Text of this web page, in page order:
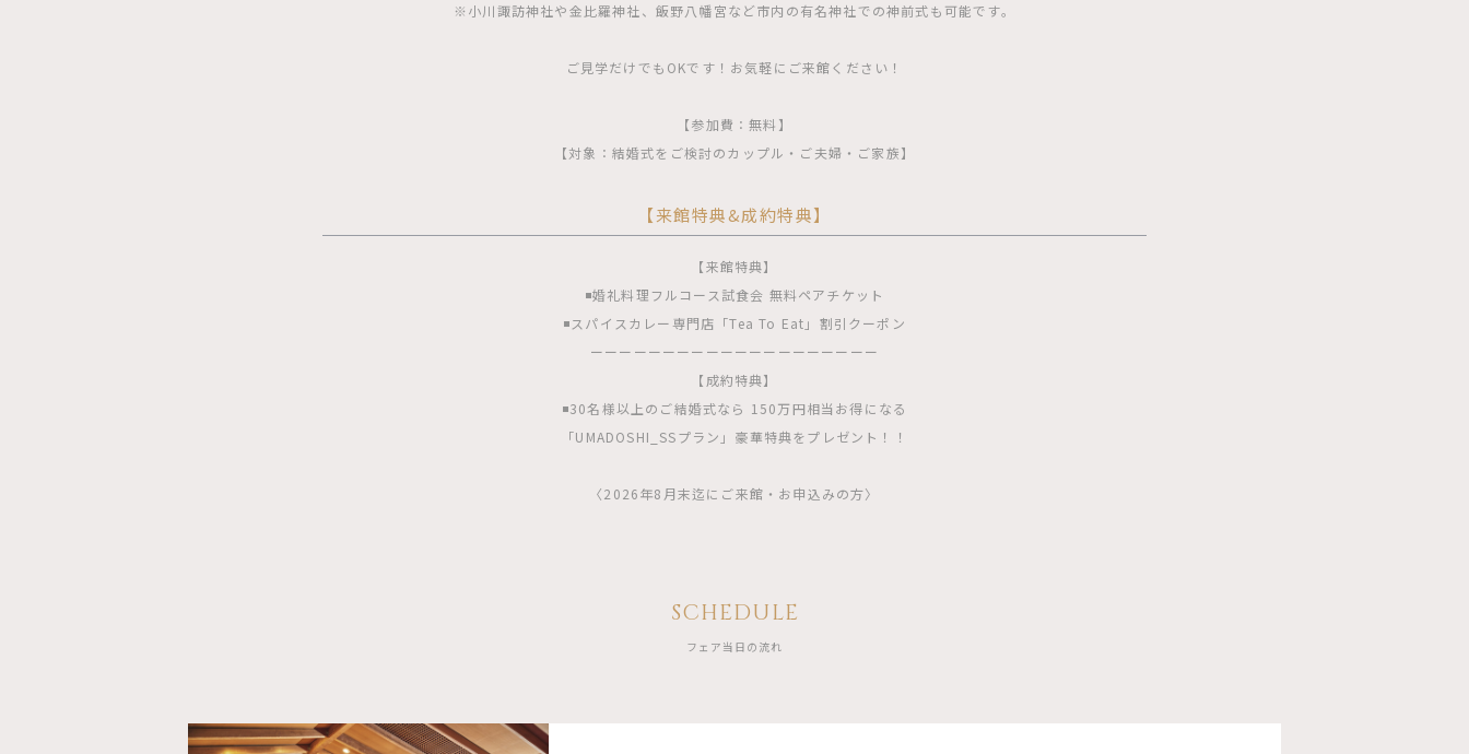
※小川諏訪神社や金比羅神社、飯野八幡宮など市内の有名神社での神前式も可能です。
ご見学だけでもOKです！お気軽にご来館ください！
【参加費：無料】
【対象：結婚式をご検討のカップル・ご夫婦・ご家族】
【来館特典&成約特典】
【来館特典】
◾️婚礼料理フルコース試食会 無料ペアチケット
◾️スパイスカレー専門店「Tea To Eat」割引クーポン
ーーーーーーーーーーーーーーーーーーーー
【成約特典】
◾️30名様以上のご結婚式なら 150万円相当お得になる
「UMADOSHI_SSプラン」豪華特典をプレゼント！！
〈2026年8月末迄にご来館・お申込みの方〉
SCHEDULE
フェア当日の流れ